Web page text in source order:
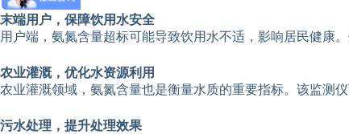
末端用户，保障饮用水安全
用户端，氨氮含量超标可能导致饮用水不适，影响居民健康
农业灌溉，优化水资源利用
农业灌溉领域，氨氮含量也是衡量水质的重要指标。该监测
污水处理，提升处理效果